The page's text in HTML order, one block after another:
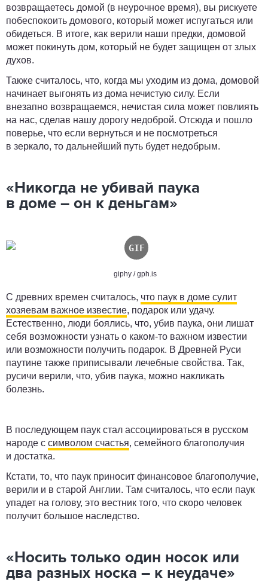
возвращаетесь домой (в неурочное время), вы рискуете
побеспокоить домового, который может испугаться или
обидеться. В итоге, как верили наши предки, домовой
может покинуть дом, который не будет защищен от злых
духов.
Также считалось, что, когда мы уходим из дома, домовой
начинает выгонять из дома нечистую силу. Если
внезапно возвращаемся, нечистая сила может повлиять
на нас, сделав нашу дорогу недоброй. Отсюда и пошло
поверье, что если вернуться и не посмотреться
в зеркало, то дальнейший путь будет недобрым.
«Никогда не убивай паука
в доме – он к деньгам»
giphy / gph.is
С древних времен считалось, что паук в доме сулит
хозяевам важное известие, подарок или удачу.
Естественно, люди боялись, что, убив паука, они лишат
себя возможности узнать о каком-то важном известии
или возможности получить подарок. В Древней Руси
паутине также приписывали лечебные свойства. Так,
русичи верили, что, убив паука, можно накликать
болезнь.
В последующем паук стал ассоциироваться в русском
народе с символом счастья, семейного благополучия
и достатка.
Кстати, то, что паук приносит финансовое благополучие,
верили и в старой Англии. Там считалось, что если паук
упадет на голову, это вестник того, что скоро человек
получит большое наследство.
« Носить только один носок или
два разных носка – к неудаче»